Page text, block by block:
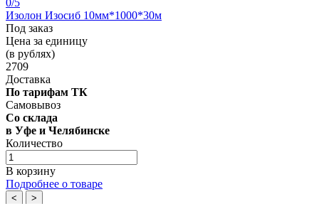
Изолон Изосиб 10мм*1000*30м
Под заказ
Цена за единицу
(в рублях)
2709
Доставка
По тарифам ТК
Самовывоз
Со склада
в Уфе и Челябинске
Количество
В корзину
Подробнее о товаре
< >